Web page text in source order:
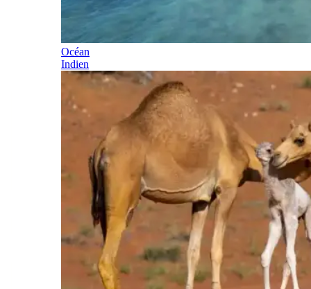
Océan
Indien